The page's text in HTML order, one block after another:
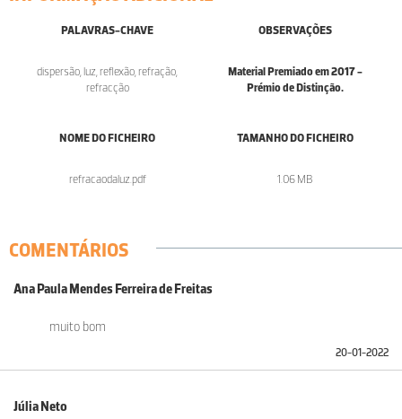
PALAVRAS-CHAVE
dispersão, luz, reflexão, refração,
refracção
OBSERVAÇÕES
Material Premiado em 2017 -
Prémio de Distinção.
NOME DO FICHEIRO
refracaodaluz.pdf
TAMANHO DO FICHEIRO
1.06 MB
COMENTÁRIOS
Ana Paula Mendes Ferreira de Freitas
muito bom
20-01-2022
Júlia Neto